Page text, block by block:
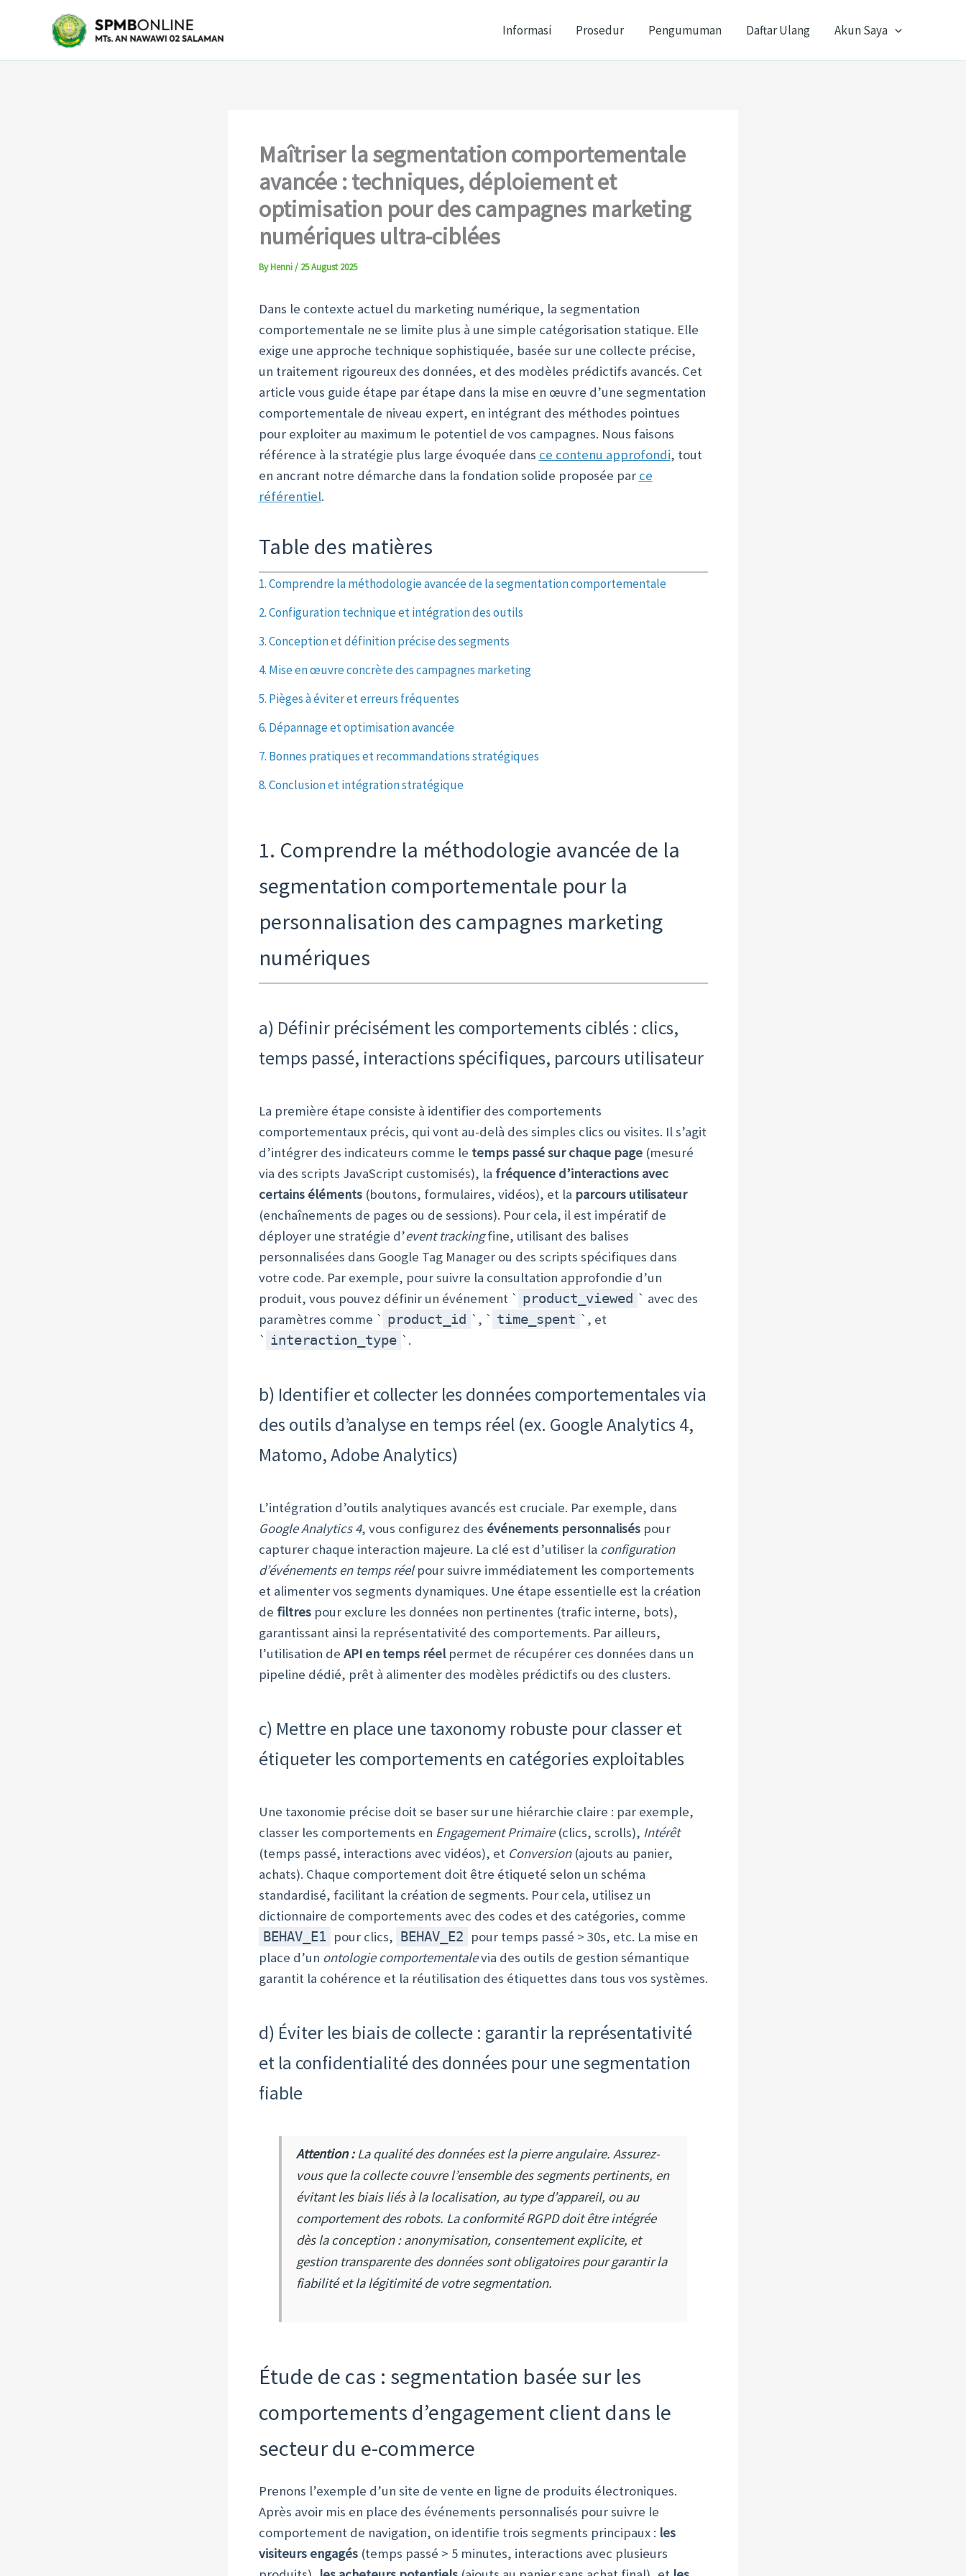
Informasi Prosedur Pengumuman Daftar Ulang Akun Saya
Maîtriser la segmentation comportementale
avancée : techniques, déploiement et
optimisation pour des campagnes marketing
numériques ultra-ciblées
ByHenni/ 25 August 2025
Dans le contexte actuel du marketing numérique, la segmentation
comportementale ne se limite plus à une simple catégorisation statique. Elle
exige une approche technique sophistiquée, basée sur une collecte précise,
un traitement rigoureux des données, et des modèles prédictifs avancés. Cet
article vous guide étape par étape dans la mise en œuvre d’une segmentation
comportementale de niveau expert, en intégrant des méthodes pointues
pour exploiter au maximum le potentiel de vos campagnes. Nous faisons
référence à la stratégie plus large évoquée dans ce contenu approfondi, tout
en ancrant notre démarche dans la fondation solide proposée par ce
référentiel.
Table des matières
1. Comprendre la méthodologie avancée de la segmentation comportementale
2. Configuration technique et intégration des outils
3. Conception et définition précise des segments
4. Mise en œuvre concrète des campagnes marketing
5. Pièges à éviter et erreurs fréquentes
6. Dépannage et optimisation avancée
7. Bonnes pratiques et recommandations stratégiques
8. Conclusion et intégration stratégique
1. Comprendre la méthodologie avancée de la
segmentation comportementale pour la
personnalisation des campagnes marketing
numériques
a) Définir précisément les comportements ciblés : clics,
temps passé, interactions spécifiques, parcours utilisateur
La première étape consiste à identifier des comportements
comportementaux précis, qui vont au-delà des simples clics ou visites. Il s’agit
d’intégrer des indicateurs comme le temps passé sur chaque page(mesuré
via des scripts JavaScript customisés), la fréquence d’interactions avec
certains éléments(boutons, formulaires, vidéos), et la parcours utilisateur
(enchaînements de pages ou de sessions). Pour cela, il est impératif de
déployer une stratégie d’event trackingfine, utilisant des balises
personnalisées dans Google Tag Manager ou des scripts spécifiques dans
votre code. Par exemple, pour suivre la consultation approfondie d’un
produit, vous pouvez définir un événement ` product_viewed ` avec des
paramètres comme ` product_id `, ` time_spent `, et
` interaction_type `.
b) Identifier et collecter les données comportementales via
des outils d’analyse en temps réel (ex. Google Analytics 4,
Matomo, Adobe Analytics)
L’intégration d’outils analytiques avancés est cruciale. Par exemple, dans
Google Analytics 4, vous configurez des événements personnaliséspour
capturer chaque interaction majeure. La clé est d’utiliser la configuration
d’événements en temps réelpour suivre immédiatement les comportements
et alimenter vos segments dynamiques. Une étape essentielle est la création
de filtrespour exclure les données non pertinentes (trafic interne, bots),
garantissant ainsi la représentativité des comportements. Par ailleurs,
l’utilisation de API en temps réelpermet de récupérer ces données dans un
pipeline dédié, prêt à alimenter des modèles prédictifs ou des clusters.
c) Mettre en place une taxonomy robuste pour classer et
étiqueter les comportements en catégories exploitables
Une taxonomie précise doit se baser sur une hiérarchie claire : par exemple,
classer les comportements en Engagement Primaire(clics, scrolls), Intérêt
(temps passé, interactions avec vidéos), et Conversion(ajouts au panier,
achats). Chaque comportement doit être étiqueté selon un schéma
standardisé, facilitant la création de segments. Pour cela, utilisez un
dictionnaire de comportements avec des codes et des catégories, comme
BEHAV_E1 pour clics, BEHAV_E2
pour temps passé > 30s, etc. La mise en
place d’un ontologie comportementalevia des outils de gestion sémantique
garantit la cohérence et la réutilisation des étiquettes dans tous vos systèmes.
d) Éviter les biais de collecte : garantir la représentativité
et la confidentialité des données pour une segmentation
fiable
Attention :La qualité des données est la pierre angulaire. Assurez-
vous que la collecte couvre l’ensemble des segments pertinents, en
évitant les biais liés à la localisation, au type d’appareil, ou au
comportement des robots. La conformité RGPD doit être intégrée
dès la conception : anonymisation, consentement explicite, et
gestion transparente des données sont obligatoires pour garantir la
fiabilité et la légitimité de votre segmentation.
Étude de cas : segmentation basée sur les
comportements d’engagement client dans le
secteur du e-commerce
Prenons l’exemple d’un site de vente en ligne de produits électroniques.
Après avoir mis en place des événements personnalisés pour suivre le
comportement de navigation, on identifie trois segments principaux : les
visiteurs engagés(temps passé > 5 minutes, interactions avec plusieurs